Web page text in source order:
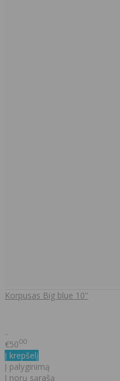
Korpusas Big blue 10''
..
€5000
Į krepšelį
Į palyginimą
Į norų sąrašą